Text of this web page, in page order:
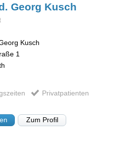
Georg Kusch
Kusch
1
Privatpatienten
Zum Profil